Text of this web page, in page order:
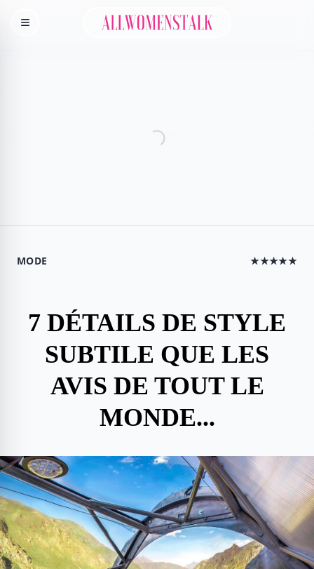
Menu
Allwomenstalk
MODE ★★★★★
7 DÉTAILS DE STYLE
SUBTILE QUE LES
AVIS DE TOUT LE
MONDE...